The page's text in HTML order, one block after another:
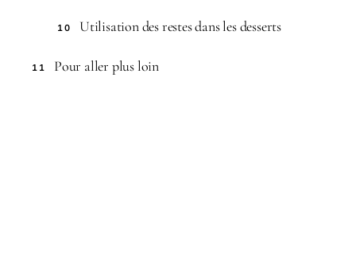
10 Utilisation des restes dans les desserts
11 Pour aller plus loin